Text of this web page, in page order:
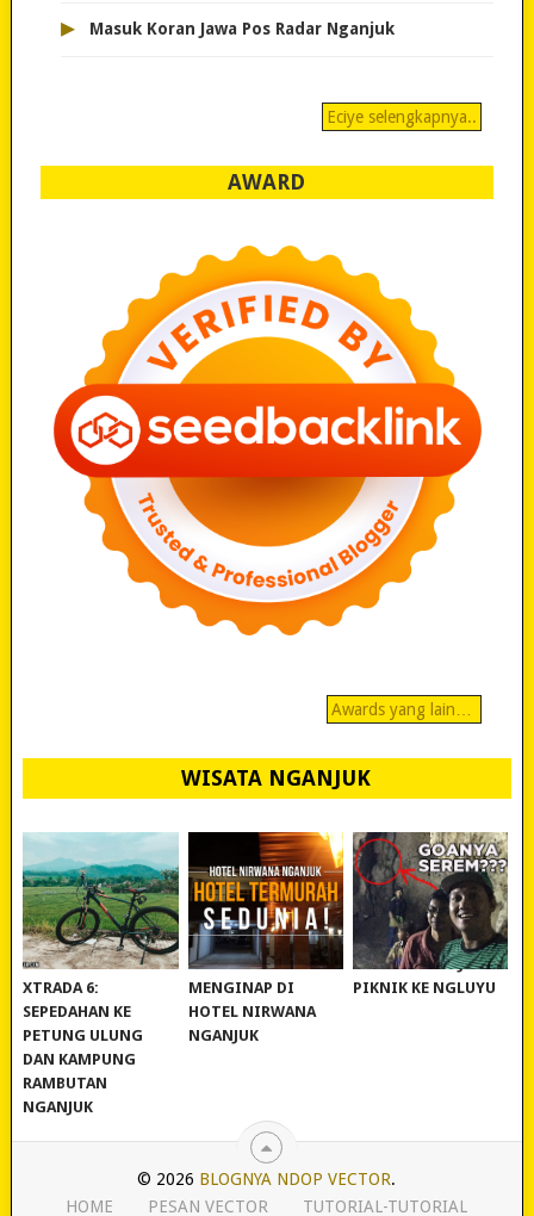
▸ Masuk Koran Jawa Pos Radar Nganjuk
Eciye selengkapnya..
AWARD
Awards yang lain…
WISATA NGANJUK
REVIEW POLYGON
XTRADA 6:
SEPEDAHAN KE
PETUNG ULUNG
DAN KAMPUNG
RAMBUTAN
NGANJUK
MURAH BANGET!
MENGINAP DI
HOTEL NIRWANA
NGANJUK
WISATA NGANJUK:
PIKNIK KE NGLUYU
© 2026 BLOGNYA NDOP VECTOR.
HOME
PESAN VECTOR TUTORIAL-TUTORIAL